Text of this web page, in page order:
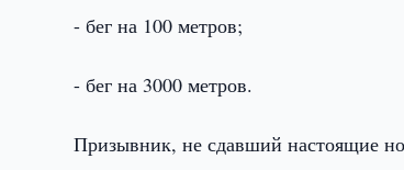
- бег на 100 метров;
- бег на 3000 метров.
Призывник, не сдавший настоящие